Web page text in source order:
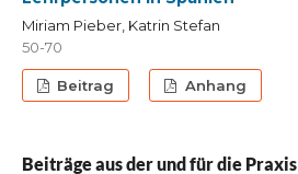
Miriam Pieber, Katrin Stefan
50-70
Beitrag Anhang
Beiträge aus der und für die Praxis